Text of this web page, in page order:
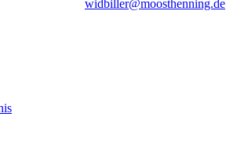
widbiller@moosthenning.de